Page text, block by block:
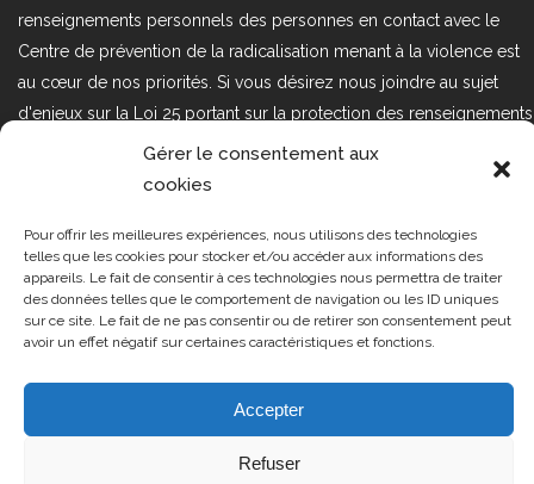
Gérer le consentement aux
cookies
Pour offrir les meilleures expériences, nous utilisons des technologies
telles que les cookies pour stocker et/ou accéder aux informations des
appareils. Le fait de consentir à ces technologies nous permettra de traiter
des données telles que le comportement de navigation ou les ID uniques
sur ce site. Le fait de ne pas consentir ou de retirer son consentement peut
avoir un effet négatif sur certaines caractéristiques et fonctions.
Accepter
Refuser
renseignements personnels des personnes en contact avec le
Centre de prévention de la radicalisation menant à la violence est
au cœur de nos priorités. Si vous désirez nous joindre au sujet
d'enjeux sur la Loi 25 portant sur la protection des renseignements
personnels dans le secteur privé, veuillez communiquer avec
nous à l'adresse courriel suivant : loi25@cprmv.org Pour en savoir
Tous droits réservés @2019 CPRMV
| Centre de prévention de la
radicalisation menant à la violence
(CPRMV)